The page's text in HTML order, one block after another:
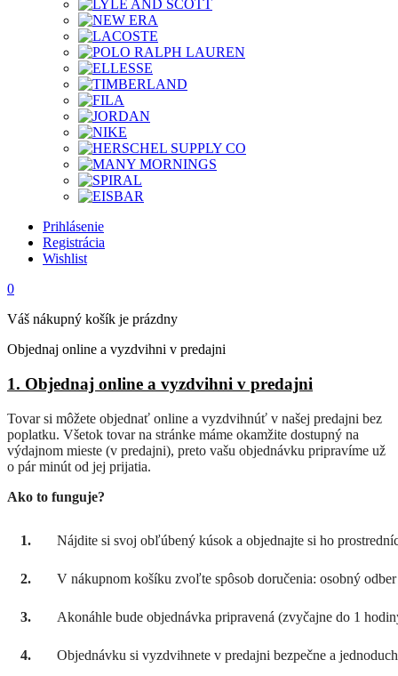
Prihlásenie
Registrácia
Wishlist
0
Váš nákupný košík je prázdny
Objednaj online a vyzdvihni v predajni
1. Objednaj online a vyzdvihni v predajni
Tovar si môžete objednať online a vyzdvihnúť v našej predajni bez
poplatku. Všetok tovar na stránke máme okamžite dostupný na
výdajnom mieste (v predajni), preto vašu objednávku pripravíme už
o pár minút od jej prijatia.
Ako to funguje?
1. Nájdite si svoj obľúbený kúsok a objednajte si ho
2. V nákupnom košíku zvoľte spôsob doručenia: osobný
3. Akonáhle bude objednávka pripravená (zvyčajne do 1
4. Objednávku si vyzdvihnete v predajni bezpečne a